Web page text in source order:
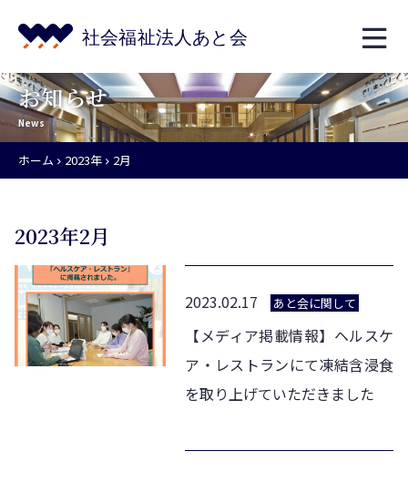
お知らせ
News
ホーム 2023年 2月
2023年2月
2023.02.17 あと会に関して
【メディア掲載情報】ヘルスケ
ア・レストランにて凍結含浸食
を取り上げていただきました